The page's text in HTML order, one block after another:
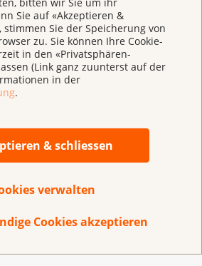
Sie auf «Akzeptieren &
stimmen Sie der Speicherung von
zu. Sie können Ihre Cookie-
in den «Privatsphären-
(Link ganz zuunterst auf der
in der
.
& schliessen
verwalten
Cookies akzeptieren
Ihr Projekt konkret vor?
das von der Krebsliga
wird, schauen wir, ob eine
und Sporttherapie den
von Kindern und Jugendlichen
durch. Damit möchten wir
etwas erleichtern und sie
fördern. Da wir die
in den Abteilungen für
machen, sind Kinder mit